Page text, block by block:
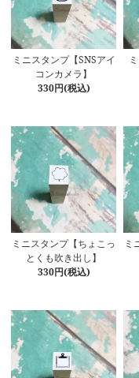
ミニスタンプ【SNSアイ
コンカメラ】
330円(税込)
ミニスタンプ【ちょこっ
とくも吹き出し】
330円(税込)
ミ